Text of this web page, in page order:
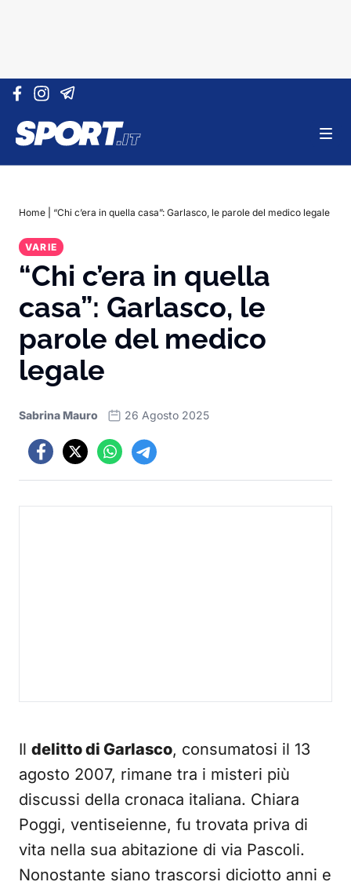
Vai al contenuto
Home “Chi c’era in quella casa”: Garlasco, le parole del medico legale
VARIE
“Chi c’era in quella
casa”: Garlasco, le
parole del medico
legale
Sabrina Mauro 26 Agosto 2025
Il delitto di Garlasco, consumatosi il 13
agosto 2007, rimane tra i misteri più
discussi della cronaca italiana. Chiara
Poggi, ventiseienne, fu trovata priva di
vita nella sua abitazione di via Pascoli.
Nonostante siano trascorsi diciotto anni e